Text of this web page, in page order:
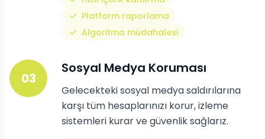
Platform raporlama
Algoritma müdahalesi
03
Sosyal Medya Koruması
Gelecekteki sosyal medya saldırılarına
karşı tüm hesaplarınızı korur, izleme
sistemleri kurar ve güvenlik sağlarız.